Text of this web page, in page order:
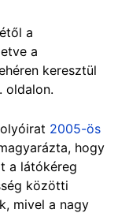
a
a
keresztül
oldalon.
2005-ös
hogy
a látókéreg
közötti
mivel a nagy